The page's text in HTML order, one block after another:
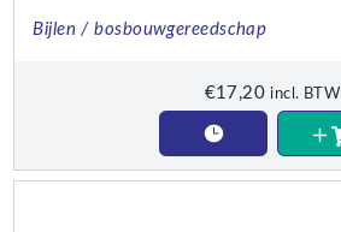
Bijlen / bosbouwgereedschap
€17,20 incl. BTW